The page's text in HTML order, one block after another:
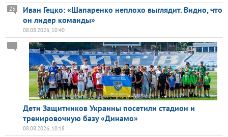
Иван Гецко: «Шапаренко неплохо выглядит. Видно, что
он лидер команды»
23
08.08.2026, 10:40
Дети Защитников Украины посетили стадион и
тренировочную базу «Динамо»
08.08.2026, 10:18